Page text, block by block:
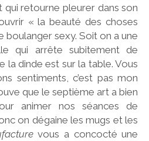
retourne pleurer dans son
« la beauté des choses
boulanger sexy. Soit on a une
qui arrête subitement de
la dinde est sur la table. Vous
sentiments, c’est pas mon
que le septième art a bien
animer nos séances de
on dégaine les mugs et les
vous a concocté une